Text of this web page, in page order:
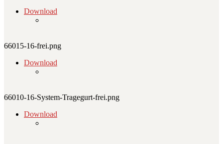
Download
66015-16-frei.png
Download
66010-16-System-Tragegurt-frei.png
Download